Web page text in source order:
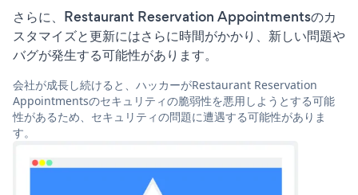
さらに、Restaurant Reservation Appointmentsのカ
スタマイズと更新にはさらに時間がかかり、新しい問題や
バグが発生する可能性があります。
会社が成長し続けると、ハッカーがRestaurant Reservation
Appointmentsのセキュリティの脆弱性を悪用しようとする可能
性があるため、セキュリティの問題に遭遇する可能性がありま
す。